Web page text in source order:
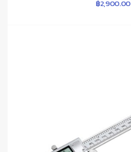
฿2,900.00